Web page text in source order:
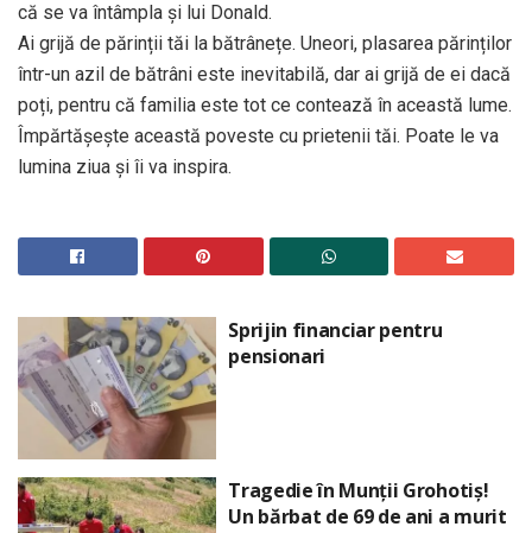
că se va întâmpla și lui Donald.
Ai grijă de părinții tăi la bătrânețe. Uneori, plasarea părinților
într-un azil de bătrâni este inevitabilă, dar ai grijă de ei dacă
poți, pentru că familia este tot ce contează în această lume.
Împărtășește această poveste cu prietenii tăi. Poate le va
lumina ziua și îi va inspira.
Sprijin financiar pentru
pensionari
Tragedie în Munții Grohotiș!
Un bărbat de 69 de ani a murit